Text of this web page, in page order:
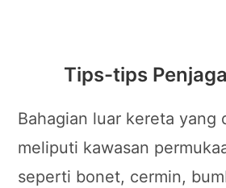
Tips-tips
Bahagian luar kereta yang
meliputi kawasan
seperti bonet, cermin,